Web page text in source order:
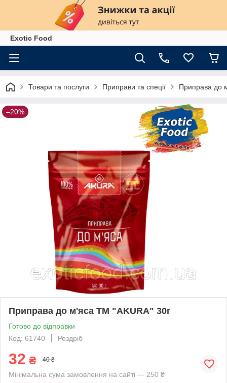
Exotiс Food
Товари та послуги Приправи та спеції Приправа до
–20%
Приправа до м'яса ТМ "AKURA" 30г
Готово до відправки
Код: 61740
Роздріб
32 ₴ 40 ₴
Мінімальна сума замовлення на сайті — 250 ₴